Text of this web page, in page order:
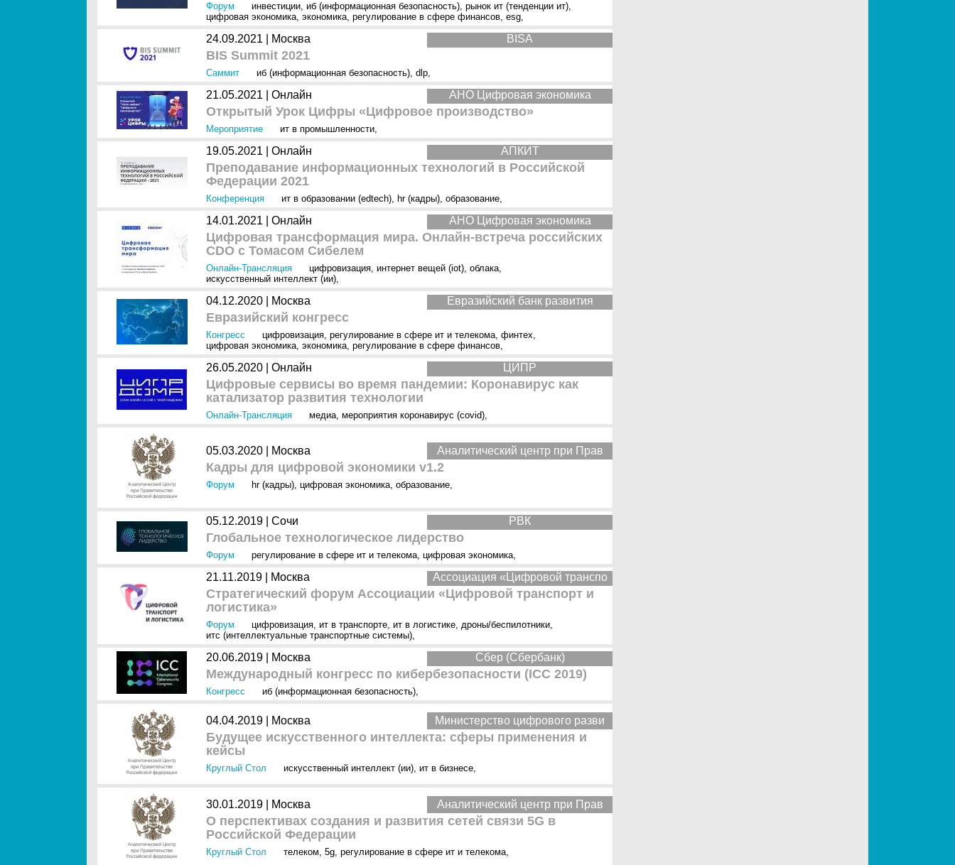
Форум инвестиции, иб (информационная безопасность), рынок ит (тенденции ит),
цифровая экономика, экономика, регулирование в сфере финансов, esg,
BISA
24.09.2021 | Москва
BIS Summit 2021
Саммит иб (информационная безопасность), dlp,
АНО Цифровая экономика
21.05.2021 | Онлайн
Открытый Урок Цифры «Цифровое производство»
Мероприятие ит в промышленности,
АПКИТ
19.05.2021 | Онлайн
Преподавание информационных технологий в Российской
Федерации 2021
Конференция ит в образовании (edtech), hr (кадры), образование,
АНО Цифровая экономика
14.01.2021 | Онлайн
Цифровая трансформация мира. Онлайн-встреча российских
CDO с Томасом Сибелем
Онлайн-Трансляция цифровизация, интернет вещей (iot), облака,
искусственный интеллект (ии),
Евразийский банк развития
04.12.2020 | Москва
Евразийский конгресс
Конгресс цифровизация, регулирование в сфере ит и телекома, финтех,
цифровая экономика, экономика, регулирование в сфере финансов,
ЦИПР
26.05.2020 | Онлайн
Цифровые сервисы во время пандемии: Коронавирус как
катализатор развития технологии
Онлайн-Трансляция медиа, мероприятия коронавирус (covid),
Аналитический центр при Прав
05.03.2020 | Москва
Кадры для цифровой экономики v1.2
Форум hr (кадры), цифровая экономика, образование,
РВК
05.12.2019 | Сочи
Глобальное технологическое лидерство
Форум регулирование в сфере ит и телекома, цифровая экономика,
Ассоциация «Цифровой транспо
21.11.2019 | Москва
Стратегический форум Ассоциации «Цифровой транспорт и
логистика»
Форум цифровизация, ит в транспорте, ит в логистике, дроны/беспилотники,
итс (интеллектуальные транспортные системы),
Сбер (Сбербанк)
20.06.2019 | Москва
Международный конгресс по кибербезопасности (ICC 2019)
Конгресс иб (информационная безопасность),
Министерство цифрового разви
04.04.2019 | Москва
Будущее искусственного интеллекта: сферы применения и
кейсы
Круглый Стол искусственный интеллект (ии), ит в бизнесе,
Аналитический центр при Прав
30.01.2019 | Москва
О перспективах создания и развития сетей связи 5G в
Российской Федерации
Круглый Стол телеком, 5g, регулирование в сфере ит и телекома,